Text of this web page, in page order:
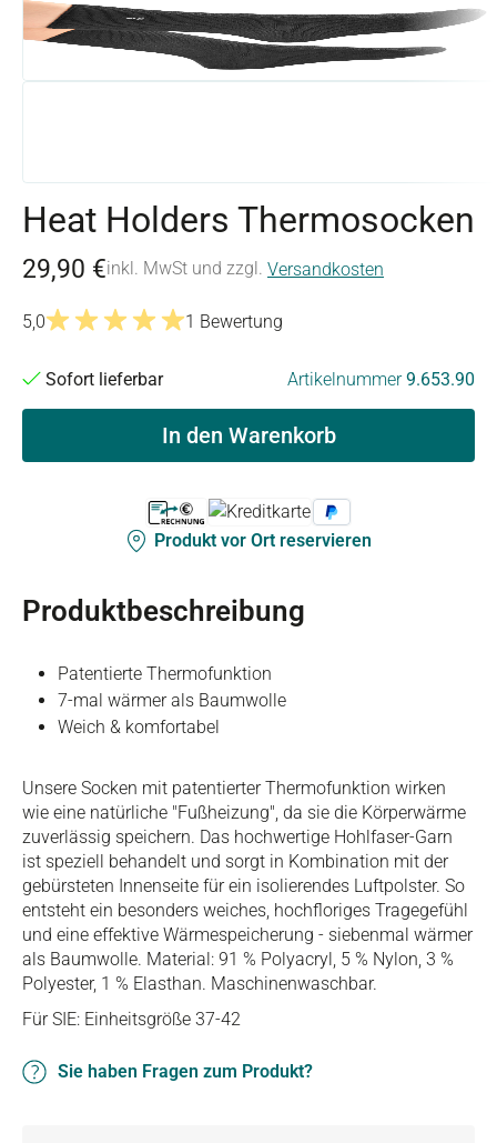
Heat Holders Thermosocken
29,90 €inkl. MwSt und zzgl. Versandkosten
5,0
1 Bewertung
Sofort lieferbar Artikelnummer9.653.90
In den Warenkorb
Produkt vor Ort reservieren
Produktbeschreibung
Patentierte Thermofunktion
7-mal wärmer als Baumwolle
Weich & komfortabel
Unsere Socken mit patentierter Thermofunktion wirken
wie eine natürliche "Fußheizung", da sie die Körperwärme
zuverlässig speichern. Das hochwertige Hohlfaser-Garn
ist speziell behandelt und sorgt in Kombination mit der
gebürsteten Innenseite für ein isolierendes Luftpolster. So
entsteht ein besonders weiches, hochfloriges Tragegefühl
und eine effektive Wärmespeicherung - siebenmal wärmer
als Baumwolle. Material: 91 % Polyacryl, 5 % Nylon, 3 %
Polyester, 1 % Elasthan. Maschinenwaschbar.
Für SIE: Einheitsgröße 37-42
Sie haben Fragen zum Produkt?